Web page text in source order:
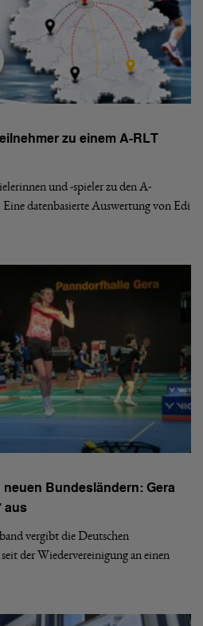
zu einem A-RLT
und -spieler zu den A-
datenbasierte Auswertung von Edi
neuen Bundesländern: Gera
aus
vergibt die Deutschen
der Wiedervereinigung an einen